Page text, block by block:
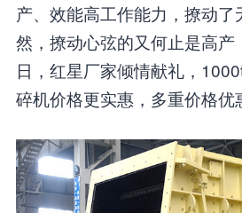
产、效能高工作能力，撩动了
然，撩动心弦的又何止是高产
日，红星厂家倾情献礼，
碎机价格更实惠，多重价格优